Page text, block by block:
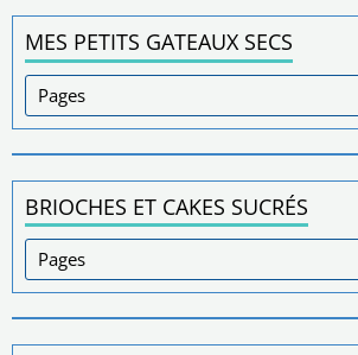
MES PETITS GATEAUX SECS
BRIOCHES ET CAKES SUCRÉS